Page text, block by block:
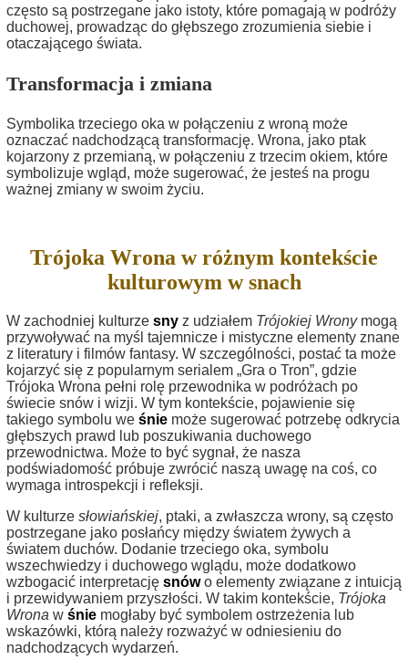
często są postrzegane jako istoty, które pomagają w podróży
duchowej, prowadząc do głębszego zrozumienia siebie i
otaczającego świata.
Transformacja i zmiana
Symbolika trzeciego oka w połączeniu z wroną może
oznaczać nadchodzącą transformację. Wrona, jako ptak
kojarzony z przemianą, w połączeniu z trzecim okiem, które
symbolizuje wgląd, może sugerować, że jesteś na progu
ważnej zmiany w swoim życiu.
Trójoka Wrona w różnym kontekście
kulturowym w snach
W zachodniej kulturze sny z udziałem Trójokiej Wronymogą
przywoływać na myśl tajemnicze i mistyczne elementy znane
z literatury i filmów fantasy. W szczególności, postać ta może
kojarzyć się z popularnym serialem „Gra o Tron”, gdzie
Trójoka Wrona pełni rolę przewodnika w podróżach po
świecie snów i wizji. W tym kontekście, pojawienie się
takiego symbolu we śnie może sugerować potrzebę odkrycia
głębszych prawd lub poszukiwania duchowego
przewodnictwa. Może to być sygnał, że nasza
podświadomość próbuje zwrócić naszą uwagę na coś, co
wymaga introspekcji i refleksji.
W kulturze słowiańskiej, ptaki, a zwłaszcza wrony, są często
postrzegane jako posłańcy między światem żywych a
światem duchów. Dodanie trzeciego oka, symbolu
wszechwiedzy i duchowego wglądu, może dodatkowo
wzbogacić interpretację snówo elementy związane z intuicją
i przewidywaniem przyszłości. W takim kontekście, Trójoka
Wrona w śnie mogłaby być symbolem ostrzeżenia lub
wskazówki, którą należy rozważyć w odniesieniu do
nadchodzących wydarzeń.